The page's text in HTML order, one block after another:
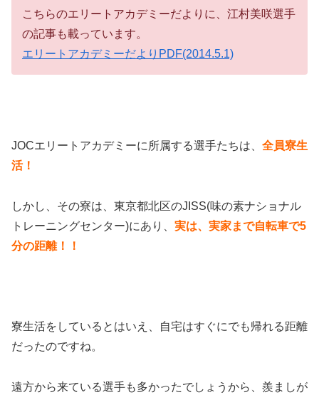
こちらのエリートアカデミーだよりに、江村美咲選手
の記事も載っています。
エリートアカデミーだよりPDF(2014.5.1)
JOCエリートアカデミーに所属する選手たちは、 全員寮生
活！
しかし、その寮は、東京都北区のJISS(味の素ナショナル
トレーニングセンター)にあり、 実は、実家まで自転車で5
分の距離！！
寮生活をしているとはいえ、自宅はすぐにでも帰れる距離
だったのですね。
遠方から来ている選手も多かったでしょうから、羨ましが